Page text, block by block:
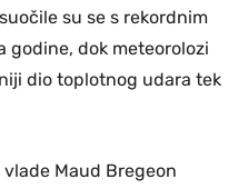
su se s rekordnim
godine, dok meteorolozi
dio toplotnog udara tek
Maud Bregeon